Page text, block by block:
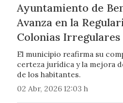
Ayuntamiento de
Avanza en la
Colonias Irregulares
El municipio reafirma su
certeza jurídica y la mejora
de los habitantes.
02 Abr, 2026 12:03 h